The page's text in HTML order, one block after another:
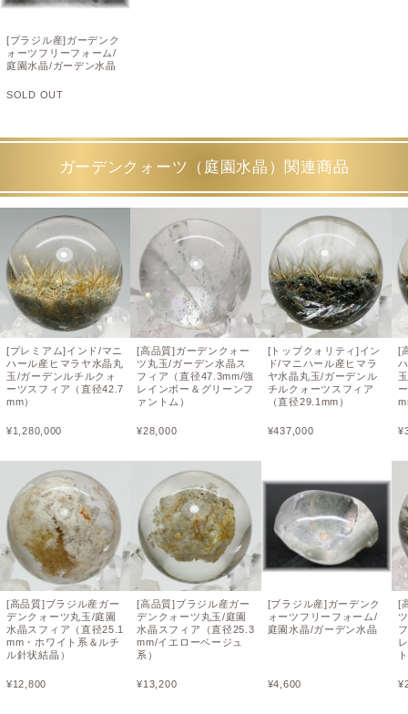
[ブラジル産]ガーデンク
ォーツフリーフォーム/
庭園水晶/ガーデン水晶
SOLD OUT
ガーデンクォーツ（庭園水晶）関連商品
[プレミアム]インド/マニ
ハール産ヒマラヤ水晶丸
玉/ガーデンルチルクォ
ーツスフィア（直径42.7
mm）
¥1,280,000
[高品質]ブラジル産ガー
デンクォーツ丸玉/庭園
水晶スフィア（直径25.1
mm・ホワイト系＆ルチ
ル針状結晶）
¥12,800
[高品質]ガーデンクォー
ツ丸玉/ガーデン水晶ス
フィア（直径47.3mm/強
レインボー＆グリーンフ
ァントム）
¥28,000
[高品質]ブラジル産ガー
デンクォーツ丸玉/庭園
水晶スフィア（直径25.3
mm/イエローベージュ
系）
¥13,200
[トップクォリティ]イン
ド/マニハール産ヒマラ
ヤ水晶丸玉/ガーデンル
チルクォーツスフィア
（直径29.1mm）
¥437,000
[ブラジル産]ガーデンク
ォーツフリーフォーム/
庭園水晶/ガーデン水晶
¥4,600
[
¥
[
¥